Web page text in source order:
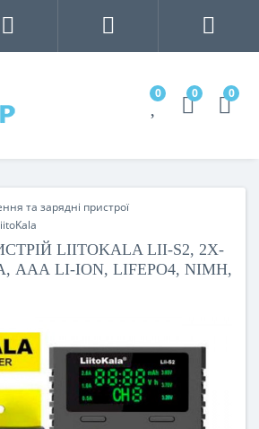
0 0 0
та зарядні пристрої
LIITOKALA LII-S2, 2X-
ААА LI-ION, LIFEPO4, NIMH,